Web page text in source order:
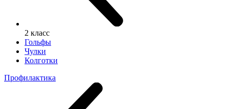
2 класс
Гольфы
Чулки
Колготки
Профилактика